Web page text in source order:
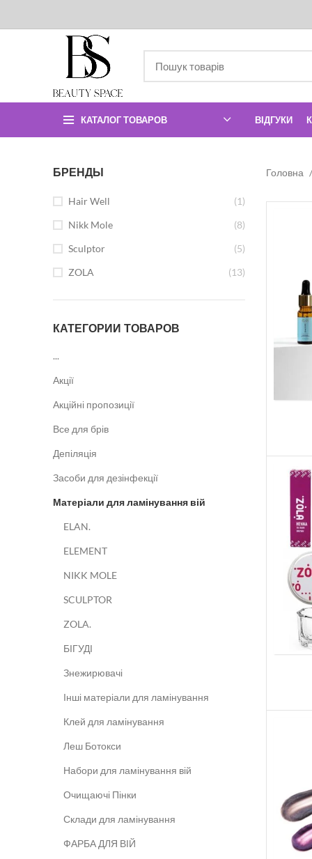
КАТАЛОГ ТОВАРОВ ВІДГУКИ
БРЕНДЫ
Hair Well
(1)
Nikk Mole
(8)
Sculptor
(5)
ZOLA
(13)
КАТЕГОРИИ ТОВАРОВ
...
Акції
Акційні пропозиції
Все для брів
Депіляція
Засоби для дезінфекції
Матеріали для ламінування вій
ELAN.
ELEMENT
NIKK MOLE
SCULPTOR
ZOLA.
БІГУДІ
Знежирювачі
Інші матеріали для ламінування
Клей для ламінування
Леш Ботокси
Набори для ламінування вій
Очищаючі Пінки
Склади для ламінування
ФАРБА ДЛЯ ВІЙ
Головна